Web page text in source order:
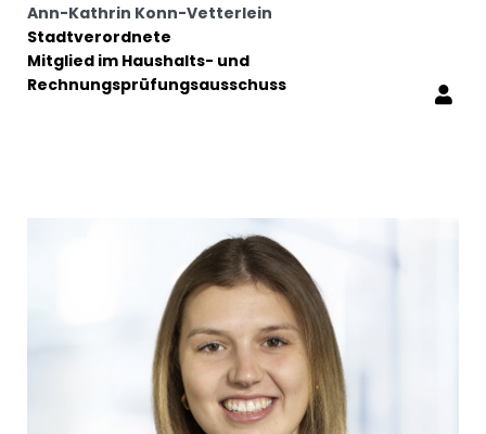
Ann-Kathrin Konn-Vetterlein
Stadtverordnete
Mitglied im Haushalts- und
Rechnungsprüfungsausschuss